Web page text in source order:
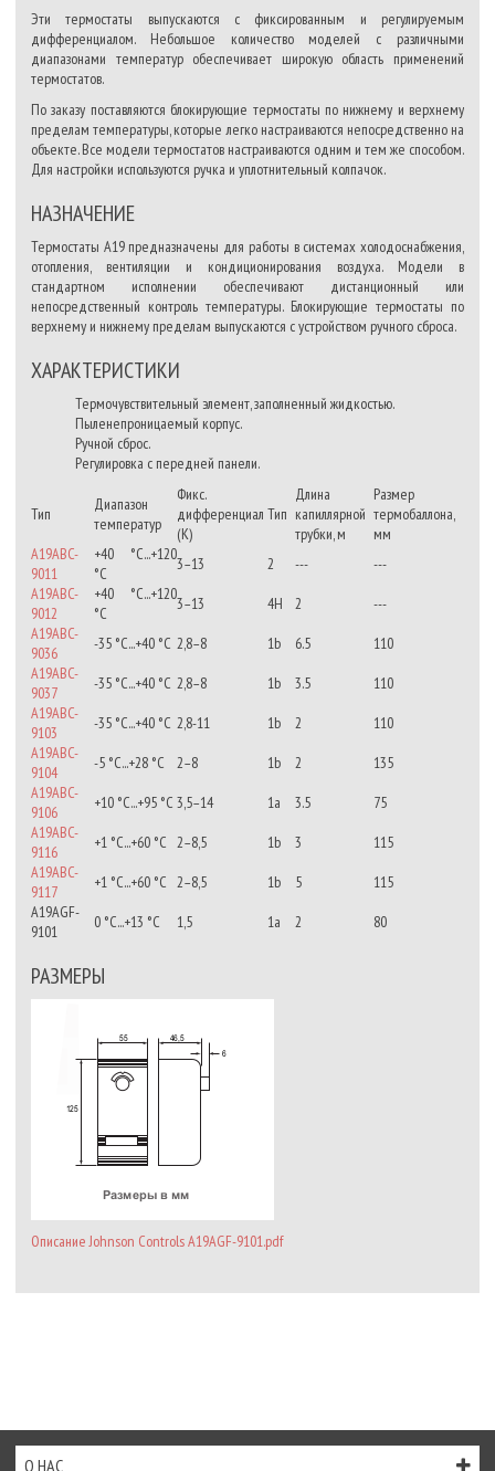
Эти термостаты выпускаются с фиксированным и регулируемым
дифференциалом. Небольшое количество моделей с различными
диапазонами температур обеспечивает широкую область применений
термостатов.
По заказу поставляются блокирующие термостаты по нижнему и верхнему
пределам температуры, которые легко настраиваются непосредственно на
объекте. Все модели термостатов настраиваются одним и тем же способом.
Для настройки используются ручка и уплотнительный колпачок.
НАЗНАЧЕНИЕ
Термостаты А19 предназначены для работы в системах холодоснабжения,
отопления, вентиляции и кондиционирования воздуха. Модели в
стандартном исполнении обеспечивают дистанционный или
непосредственный контроль температуры. Блокирующие термостаты по
верхнему и нижнему пределам выпускаются с устройством ручного сброса.
ХАРАКТЕРИСТИКИ
Термочувствительный элемент, заполненный жидкостью.
Пыленепроницаемый корпус.
Ручной сброс.
Регулировка с передней панели.
Тип
Диапазон
температур
Фикс.
дифференциал
(К)
Тип
Длина
капиллярной
трубки, м
Размер
термобаллона,
мм
A19ABC-
9011
+40 °C...+120
°С
3–13 2 ---
---
A19ABC-
9012
+40 °C...+120
°С
3–13 4H 2
---
A19ABC-
9036
-35 °С...+40 °С 2,8–8 1b 6.5
110
A19ABC-
9037
-35 °С...+40 °С 2,8–8 1b 3.5
110
A19ABC-
9103
-35 °С...+40 °С 2,8-11 1b 2
110
A19ABC-
9104
-5 °С...+28 °С 2–8 1b 2
135
A19ABC-
9106
+10 °С...+95 °С 3,5–14 1a 3.5
75
A19ABC-
9116
+1 °C...+60 °С 2–8,5 1b 3
115
A19ABC-
9117
+1 °C...+60 °С 2–8,5 1b 5
115
A19AGF-
9101
0 °C...+13 °С 1,5 1a 2 80
РАЗМЕРЫ
Описание Johnson Controls A19AGF-9101.pdf
О НАС